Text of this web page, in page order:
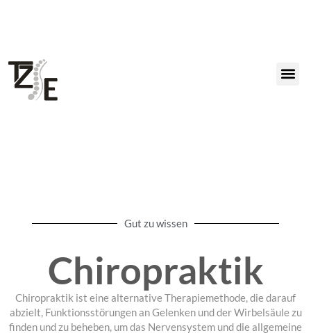
Gut zu wissen
Chiropraktik
Chiropraktik ist eine alternative Therapiemethode, die darauf
abzielt, Funktionsstörungen an Gelenken und der Wirbelsäule zu
finden und zu beheben, um das Nervensystem und die allgemeine